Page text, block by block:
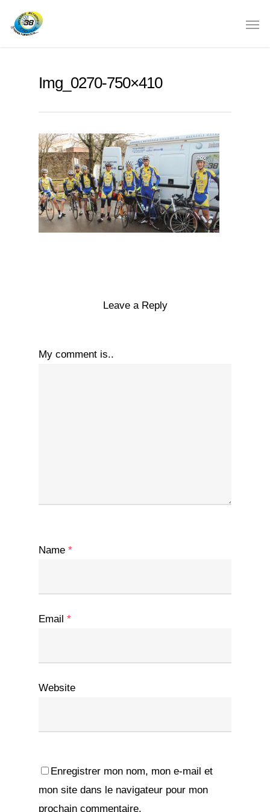
Img_0270-750×410
Leave a Reply
My comment is..
Name *
Email *
Website
Enregistrer mon nom, mon e-mail et
mon site dans le navigateur pour mon
prochain commentaire.